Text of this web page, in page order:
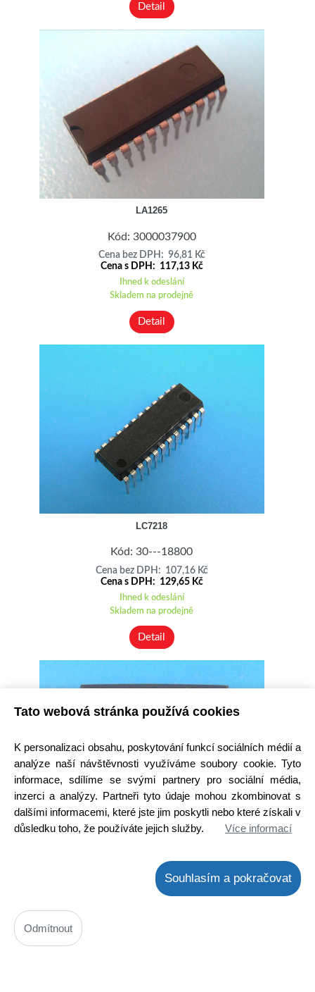
Tato webová stránka používá cookies
K personalizaci obsahu, poskytování funkcí sociálních médií a
analýze naší návštěvnosti využíváme soubory cookie. Tyto
informace, sdílíme se svými partnery pro sociální média,
inzerci a analýzy. Partneři tyto údaje mohou zkombinovat s
dalšími informacemi, které jste jim poskytli nebo které získali v
důsledku toho, že používáte jejich služby.
Více informací
Souhlasím a pokračovat
Odmítnout
Detail
LA1265
Kód: 3000037900
Cena bez DPH: 96,81 Kč
Cena s DPH: 117,13 Kč
Ihned k odeslání
Skladem na prodejně
Detail
LC7218
Kód: 30---18800
Cena bez DPH: 107,16 Kč
Cena s DPH: 129,65 Kč
Ihned k odeslání
Skladem na prodejně
Detail
Kód: 30---29700
Cena bez DPH: 145,21 Kč
Cena s DPH: 175,69 Kč